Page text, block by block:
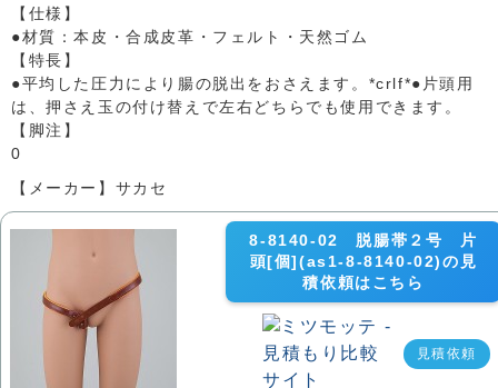
【仕様】
●材質：本皮・合成皮革・フェルト・天然ゴム
【特長】
●平均した圧力により腸の脱出をおさえます。*crlf*●片頭用
は、押さえ玉の付け替えで左右どちらでも使用できます。
【脚注】
0
【メーカー】サカセ
8-8140-02 脱腸帯２号 片
頭[個](as1-8-8140-02)の見
積依頼はこちら
見積依頼